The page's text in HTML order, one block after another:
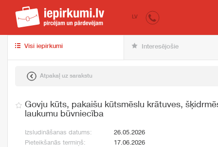
iepirkumi.lv
LV
Visi iepirkumi Interesējošie
Atpakaļ uz sarakstu
Govju kūts, pakaišu kūtsmēslu krātuves,
laukumu būvniecība
Izsludināšanas datums:
26.05.2026
Pieteikšanās termiņš:
17.06.2026